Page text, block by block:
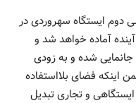
نیز دسترسی دوم ایستگاه سهروردی در
آماده خواهد شد و
شده و به زودی
اینکه فضای بلااستفاده
در خط ۲ به مجتمع ایستگاهی و تجاری تبدیل